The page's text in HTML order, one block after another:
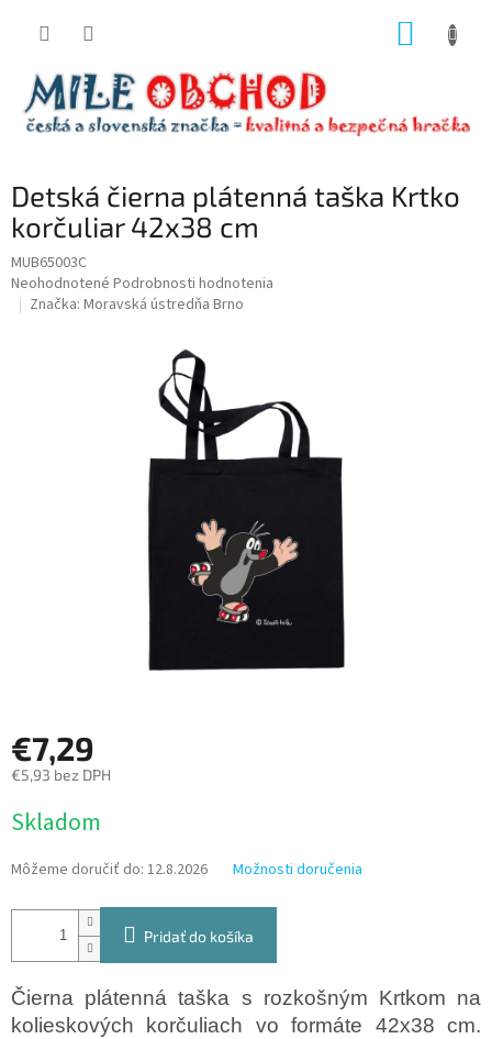
Detská čierna plátenná taška Krtko
korčuliar 42x38 cm
MUB65003C
Priemerné
hodnotenie
Neohodnotené Podrobnosti hodnotenia
Značka: Moravská ústredňa Brno
€7,29
€5,93 bez DPH
cena:
Skladom
Môžeme doručiť do: 12.8.2026 Možnosti doručenia
Pridať do košíka
Čierna plátenná taška s rozkošným Krtkom na
kolieskových korčuliach vo formáte 42x38 cm.